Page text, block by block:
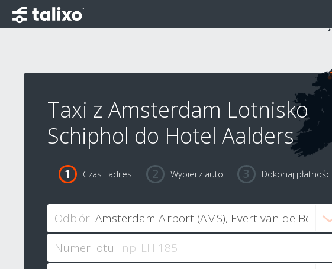
Taxi z Amsterdam Lotnisko
Schiphol do Hotel Aalders
Czas i adres Wybierz auto Dokonaj płatności
Odbiór:
Numer lotu: